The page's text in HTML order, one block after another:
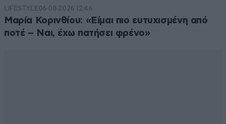
LIFESTYLE06·08·2026 12:46
Μαρία Κορινθίου: «Είμαι πιο ευτυχισμένη από
ποτέ – Ναι, έχω πατήσει φρένο»